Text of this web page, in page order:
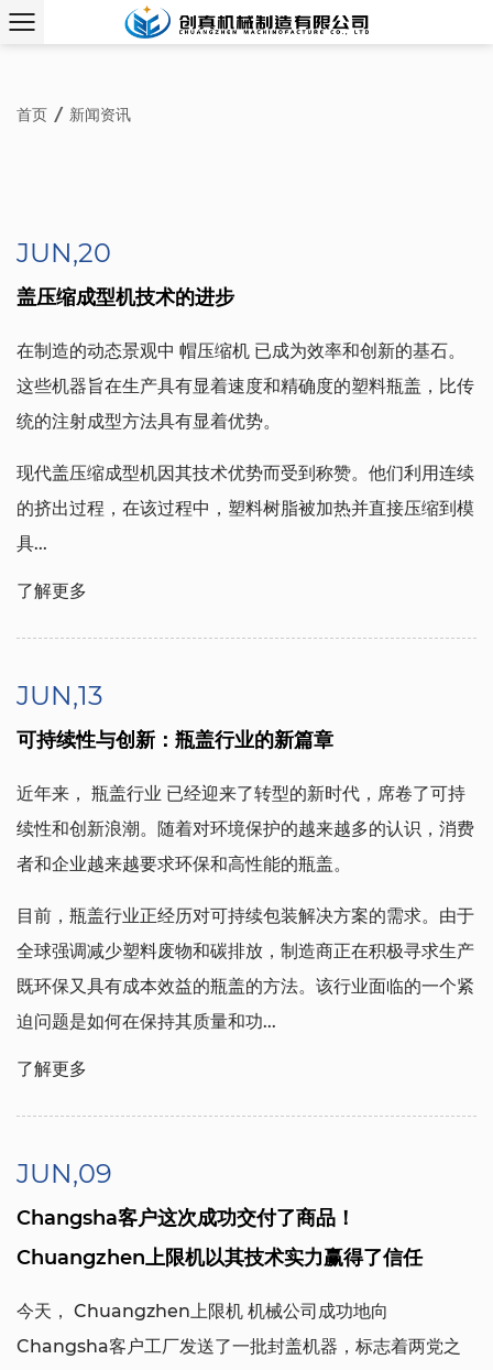
首页 / 新闻资讯
JUN,20
盖压缩成型机技术的进步
在制造的动态景观中 帽压缩机 已成为效率和创新的基石。
这些机器旨在生产具有显着速度和精确度的塑料瓶盖，比传
统的注射成型方法具有显着优势。
现代盖压缩成型机因其技术优势而受到称赞。他们利用连续
的挤出过程，在该过程中，塑料树脂被加热并直接压缩到模
具...
了解更多
JUN,13
可持续性与创新：瓶盖行业的新篇章
近年来， 瓶盖行业 已经迎来了转型的新时代，席卷了可持
续性和创新浪潮。随着对环境保护的越来越多的认识，消费
者和企业越来越要求环保和高性能的瓶盖。
目前，瓶盖行业正经历对可持续包装解决方案的需求。由于
全球强调减少塑料废物和碳排放，制造商正在积极寻求生产
既环保又具有成本效益的瓶盖的方法。该行业面临的一个紧
迫问题是如何在保持其质量和功...
了解更多
JUN,09
Changsha客户这次成功交付了商品！
Chuangzhen上限机以其技术实力赢得了信任
今天， Chuangzhen上限机 机械公司成功地向
Changsha客户工厂发送了一批封盖机器，标志着两党之